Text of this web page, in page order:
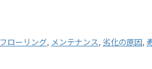
フローリング, メンテナンス, 劣化の原因,